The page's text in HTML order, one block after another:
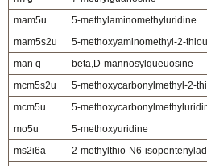
mam5u
5-methylaminomethyluridine
mam5s2u
5-methoxyaminomethyl-2-
man q
beta,D-mannosylqueuosine
mcm5s2u
5-methoxycarbonylmethyl-2-
mcm5u
5-
mo5u
5-methoxyuridine
ms2i6a
2-methylthio-N6-